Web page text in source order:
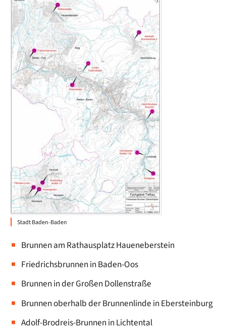
Stadt Baden-Baden
Brunnen am Rathausplatz Haueneberstein
Friedrichsbrunnen in Baden-Oos
Brunnen in der Großen Dollenstraße
Brunnen oberhalb der Brunnenlinde in Ebersteinburg
Adolf-Brodreis-Brunnen in Lichtental